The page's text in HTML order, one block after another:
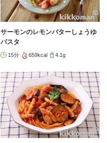
サーモンのレモンバターしょうゆ
パスタ
15分 659kcal 4.1g